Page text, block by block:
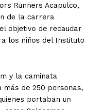
Runners Acapulco,
de la carrera
objetivo de recaudar
los niños del Instituto
y la caminata
de 250 personas,
portaban un